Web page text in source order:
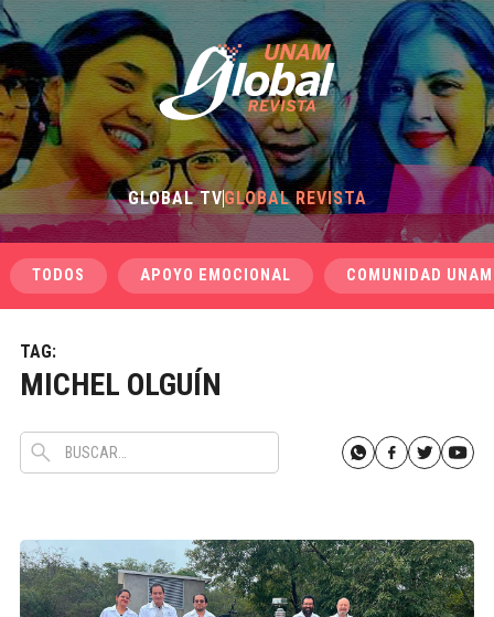
GLOBAL TVGLOBAL REVISTA
TODOS APOYO EMOCIONAL COMUNIDAD UNAM
TAG:
MICHEL OLGUÍN